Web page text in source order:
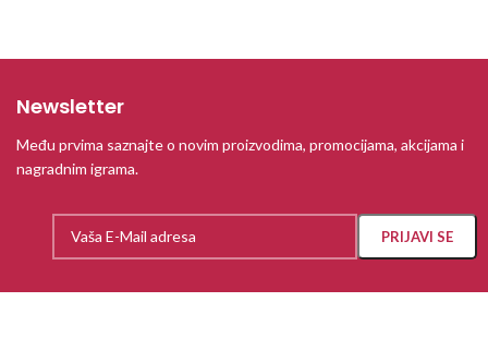
Newsletter
Među prvima saznajte o novim proizvodima, promocijama, akcijama i
nagradnim igrama.